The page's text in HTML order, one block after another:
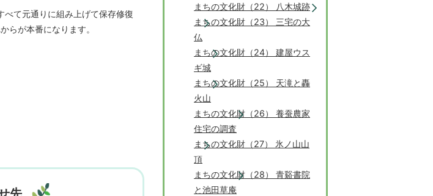
て元通りに組み上げて保存修復
らが本番になります。
まちの文化財（22） 八木城跡
まちの文化財（23） 三宅の大
仏
まちの文化財（24） 建屋ウス
ギ城
まちの文化財（25） 天滝と轟
火山
まちの文化財（26） 養蚕農家
住宅の調査
まちの文化財（27） 氷ノ山山
頂
まちの文化財（28） 青谿書院
と池田草庵